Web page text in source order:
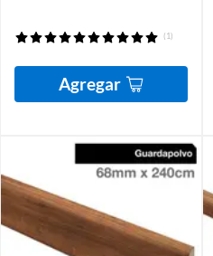
(1)
Agregar